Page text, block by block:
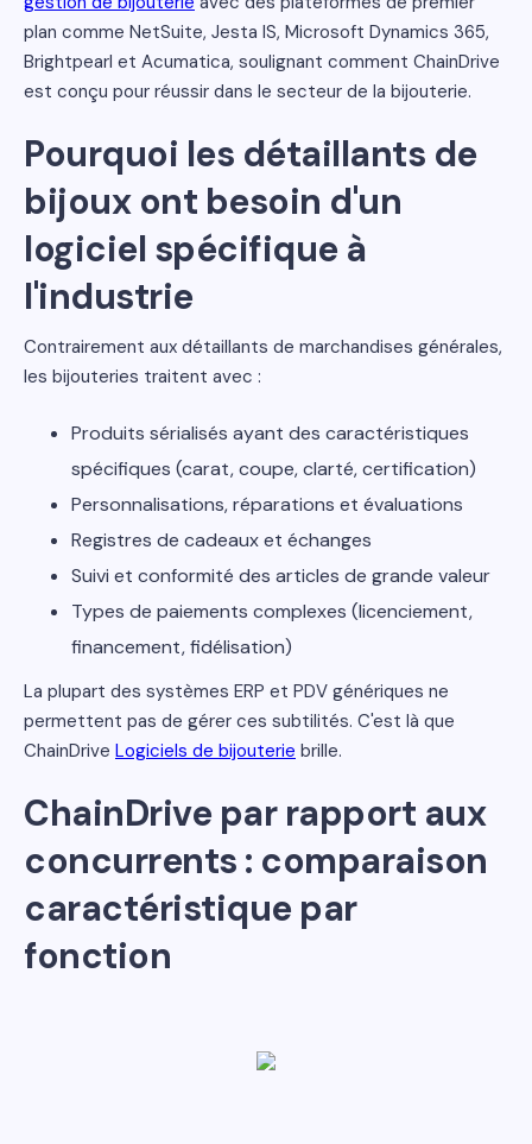
plan comme NetSuite, Jesta IS, Microsoft Dynamics 365,
Brightpearl et Acumatica, soulignant comment ChainDrive
est conçu pour réussir dans le secteur de la bijouterie.
Pourquoi les détaillants de
bijoux ont besoin d'un
logiciel spécifique à
l'industrie
Contrairement aux détaillants de marchandises générales,
les bijouteries traitent avec :
Produits sérialisés ayant des caractéristiques
spécifiques (carat, coupe, clarté, certification)
Personnalisations, réparations et évaluations
Registres de cadeaux et échanges
Suivi et conformité des articles de grande valeur
Types de paiements complexes (licenciement,
financement, fidélisation)
La plupart des systèmes ERP et PDV génériques ne
permettent pas de gérer ces subtilités. C'est là que
ChainDrive Logiciels de bijouterie brille.
ChainDrive par rapport aux
concurrents : comparaison
caractéristique par
fonction